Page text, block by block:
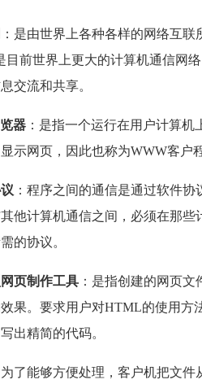
：是由世界上各种各样的网络互
目前世界上更大的计算机通信网
交流和共享。
器 ：是指一个运行在用户计算
示网页，因此也称为WWW客户
：程序之间的通信是通过软件
他计算机通信之间，必须在那
的协议。
页制作工具 ：是指创建的网页
果。要求用户对HTML的使用方
出精简的代码。
为了能够方便处理，客户机把文